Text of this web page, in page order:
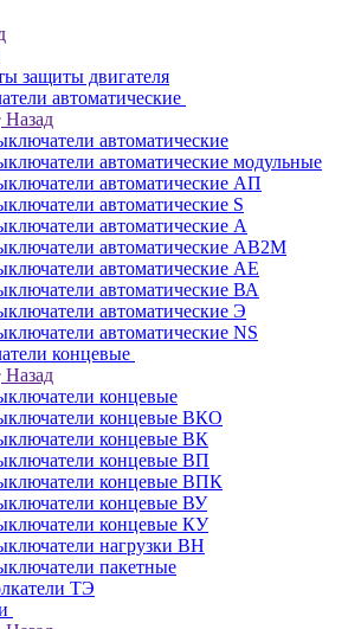
защиты двигателя
автоматические
Назад
автоматические
автоматические модульные
автоматические АП
автоматические S
автоматические А
автоматические АВ2М
автоматические АЕ
автоматические ВА
автоматические Э
автоматические NS
концевые
Назад
концевые
концевые ВКО
концевые ВК
концевые ВП
концевые ВПК
концевые ВУ
концевые КУ
нагрузки ВН
пакетные
ТЭ